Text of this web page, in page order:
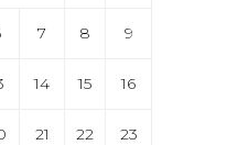
7 8 9
14 15 16
21 22 23